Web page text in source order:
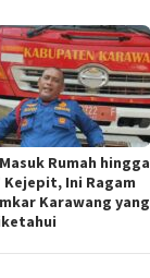
Rumah hingga
Kejepit, Ini Ragam
Karawang yang